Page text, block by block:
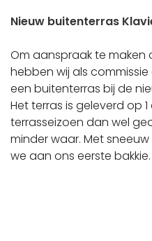
Nieuw buitenterras
Om aanspraak te maken
hebben wij als
een buitenterras bij de
Het terras is geleverd op
terrasseizoen dan wel
minder waar. Met
we aan ons eerste bakkie.